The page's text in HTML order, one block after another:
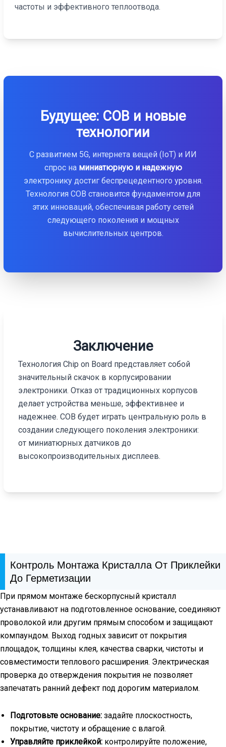
частоты и эффективного теплоотвода.
Будущее: COB и новые
технологии
С развитием 5G, интернета вещей (IoT) и ИИ
спрос на миниатюрную и надежную
электронику достиг беспрецедентного уровня.
Технология COB становится фундаментом для
этих инноваций, обеспечивая работу сетей
следующего поколения и мощных
вычислительных центров.
Заключение
Технология Chip on Board представляет собой
значительный скачок в корпусировании
электроники. Отказ от традиционных корпусов
делает устройства меньше, эффективнее и
надежнее. COB будет играть центральную роль в
создании следующего поколения электроники:
от миниатюрных датчиков до
высокопроизводительных дисплеев.
Контроль Монтажа Кристалла От Приклейки
До Герметизации
При прямом монтаже бескорпусный кристалл
устанавливают на подготовленное основание, соединяют
проволокой или другим прямым способом и защищают
компаундом. Выход годных зависит от покрытия
площадок, толщины клея, качества сварки, чистоты и
совместимости теплового расширения. Электрическая
проверка до отверждения покрытия не позволяет
запечатать ранний дефект под дорогим материалом.
Подготовьте основание: задайте плоскостность,
покрытие, чистоту и обращение с влагой.
Управляйте приклейкой: контролируйте положение,